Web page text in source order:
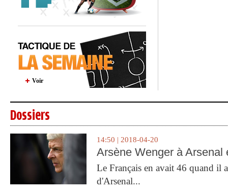
Voir
Dossiers
14:50 | 2018-04-20
Arsène Wenger à Arsenal
Le Français en avait 46 quand il
d'Arsenal...